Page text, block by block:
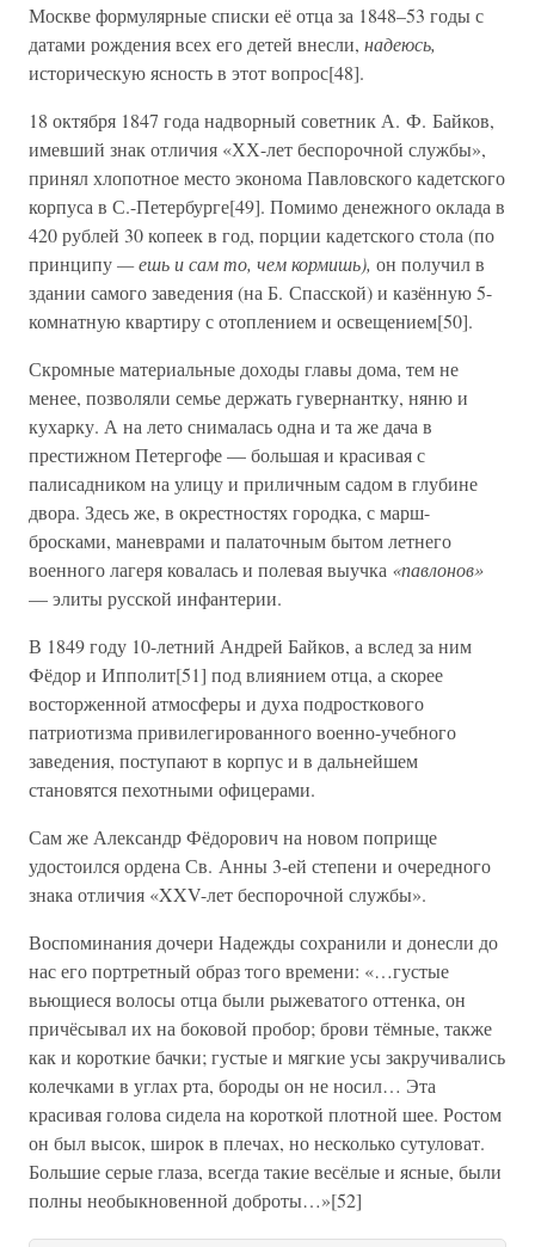
Москве формулярные списки её отца за 1848–53 годы с
датами рождения всех его детей внесли, надеюсь,
историческую ясность в этот вопрос[48].
18 октября 1847 года надворный советник А. Ф. Байков,
имевший знак отличия «ХХ-лет беспорочной службы»,
принял хлопотное место эконома Павловского кадетского
корпуса в С.-Петербурге[49]. Помимо денежного оклада в
420 рублей 30 копеек в год, порции кадетского стола (по
принципу— ешь и сам то, чем кормишь), он получил в
здании самого заведения (на Б. Спасской) и казённую 5-
комнатную квартиру с отоплением и освещением[50].
Скромные материальные доходы главы дома, тем не
менее, позволяли семье держать гувернантку, няню и
кухарку. А на лето снималась одна и та же дача в
престижном Петергофе — большая и красивая с
палисадником на улицу и приличным садом в глубине
двора. Здесь же, в окрестностях городка, с марш-
бросками, маневрами и палаточным бытом летнего
военного лагеря ковалась и полевая выучка «павлонов»
— элиты русской инфантерии.
В 1849 году 10-летний Андрей Байков, а вслед за ним
Фёдор и Ипполит[51] под влиянием отца, а скорее
восторженной атмосферы и духа подросткового
патриотизма привилегированного военно-учебного
заведения, поступают в корпус и в дальнейшем
становятся пехотными офицерами.
Сам же Александр Фёдорович на новом поприще
удостоился ордена Св. Анны 3-ей степени и очередного
знака отличия «XXV-лет беспорочной службы».
Воспоминания дочери Надежды сохранили и донесли до
нас его портретный образ того времени: «…густые
вьющиеся волосы отца были рыжеватого оттенка, он
причёсывал их на боковой пробор; брови тёмные, также
как и короткие бачки; густые и мягкие усы закручивались
колечками в углах рта, бороды он не носил… Эта
красивая голова сидела на короткой плотной шее. Ростом
он был высок, широк в плечах, но несколько сутуловат.
Большие серые глаза, всегда такие весёлые и ясные, были
полны необыкновенной доброты…»[52]